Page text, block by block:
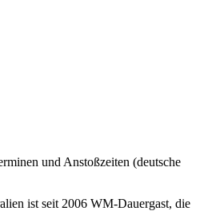
und Anstoßzeiten (deutsche
ist seit 2006 WM-Dauergast, die